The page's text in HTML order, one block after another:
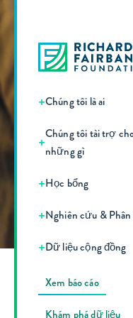
+Chúng tôi là ai
+Chúng tôi tài trợ
những gì
+Học bổng
+Nghiên cứu &
+Dữ liệu cộng đồng
Xem báo cáo
Khám phá dữ liệu